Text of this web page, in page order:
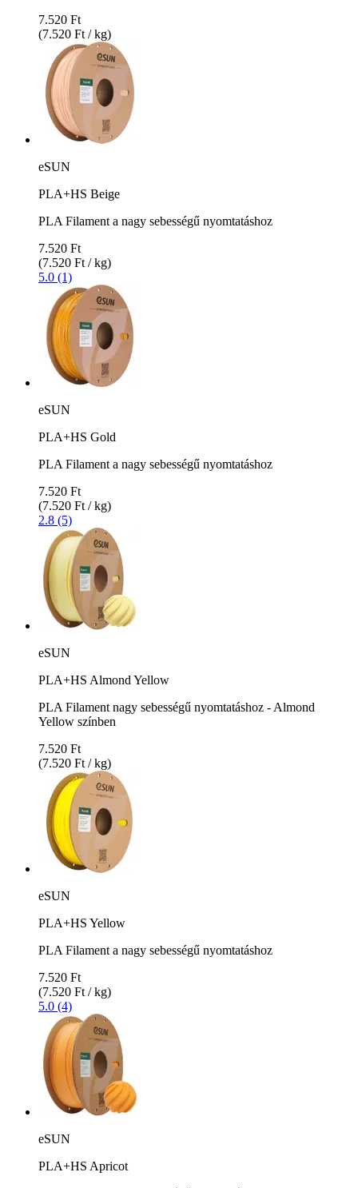
7.520 Ft
(7.520 Ft / kg)
eSUN
PLA+HS Beige
PLA Filament a nagy sebességű nyomtatáshoz
7.520 Ft
(7.520 Ft / kg)
5.0 (1)
eSUN
PLA+HS Gold
PLA Filament a nagy sebességű nyomtatáshoz
7.520 Ft
(7.520 Ft / kg)
2.8 (5)
eSUN
PLA+HS Almond Yellow
PLA Filament nagy sebességű nyomtatáshoz - Almond
Yellow színben
7.520 Ft
(7.520 Ft / kg)
eSUN
PLA+HS Yellow
PLA Filament a nagy sebességű nyomtatáshoz
7.520 Ft
(7.520 Ft / kg)
5.0 (4)
eSUN
PLA+HS Apricot